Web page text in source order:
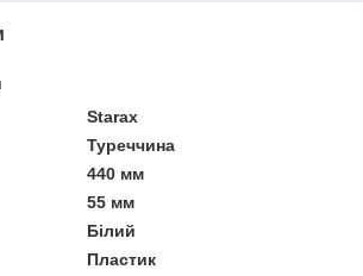
Starax
Туреччина
440 мм
55 мм
Білий
Пластик